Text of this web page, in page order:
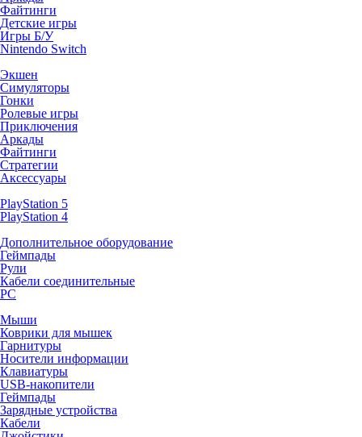
Файтинги
Детские игры
Игры Б/У
Nintendo Switch
Экшен
Симуляторы
Гонки
Ролевые игры
Приключения
Аркады
Файтинги
Стратегии
Аксессуары
PlayStation 5
PlayStation 4
Дополнительное оборудование
Геймпады
Рули
Кабели соединительные
PC
Мыши
Коврики для мышек
Гарнитуры
Носители информации
Клавиатуры
USB-накопители
Геймпады
Зарядные устройства
Кабели